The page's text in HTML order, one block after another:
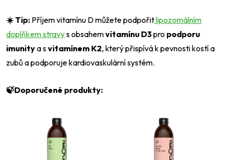
☀️Tip: Příjem vitamínu D můžete podpořitlipozomálním
doplňkem stravys obsahemvitamínu D3pro podporu
imunitya svitamínem K2, který přispívá k pevnosti kostí a
zubů a podporuje kardiovaskulární systém.
🍃Doporučené produkty: